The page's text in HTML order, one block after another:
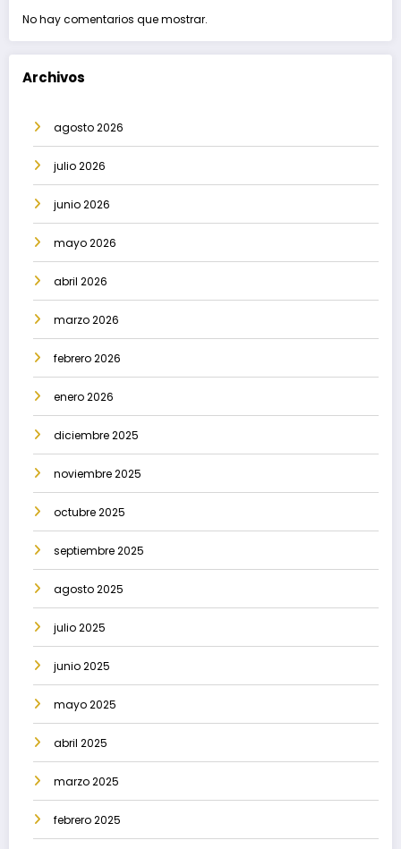
No hay comentarios que mostrar.
Archivos
agosto 2026
julio 2026
junio 2026
mayo 2026
abril 2026
marzo 2026
febrero 2026
enero 2026
diciembre 2025
noviembre 2025
octubre 2025
septiembre 2025
agosto 2025
julio 2025
junio 2025
mayo 2025
abril 2025
marzo 2025
febrero 2025